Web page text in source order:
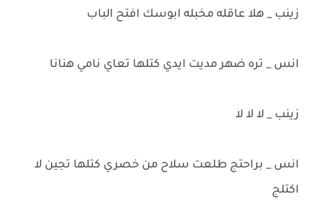
زينب _ هلا عاقله مخبله ابوسك افتح الباب
انس _ تره ضهر مديت ايدي كتلها تعاي نامي هنانا
زينب _ لا لا لا
انس _ براحتج طلعت سلاح من خصري كتلها تجين لا
اكتلج